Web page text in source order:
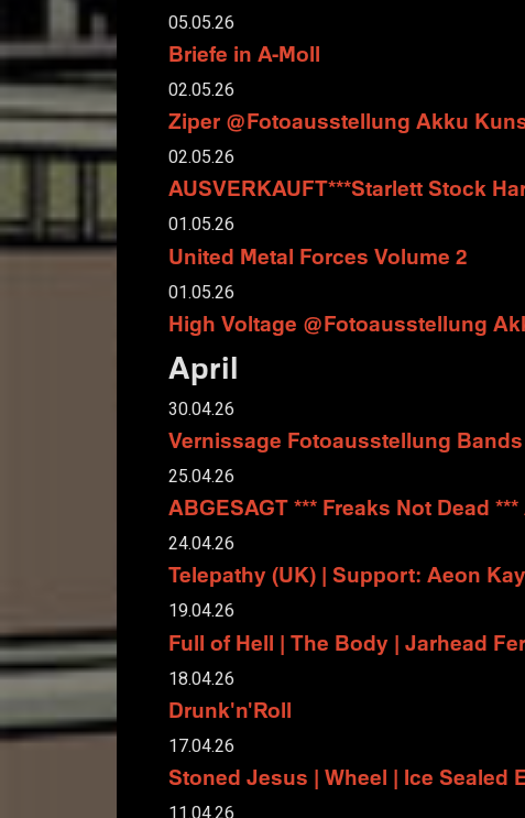
05.05.26
Briefe in A-Moll
02.05.26
Ziper @Fotoausstellung Akku
02.05.26
AUSVERKAUFT***Starlett Stock
01.05.26
United Metal Forces Volume 2
01.05.26
High Voltage @Fotoausstellung
April
30.04.26
Vernissage Fotoausstellung
25.04.26
ABGESAGT *** Freaks Not Dead
24.04.26
Telepathy (UK) | Support: Aeon Kay
19.04.26
Full of Hell | The Body | Jarhead
18.04.26
Drunk'n'Roll
17.04.26
Stoned Jesus | Wheel | Ice Sealed